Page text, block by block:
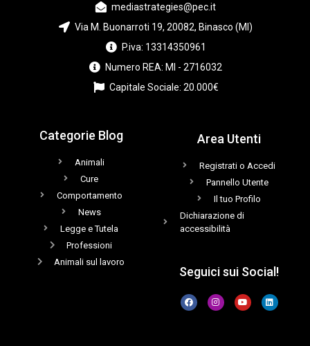
mediastrategies@pec.it
Via M. Buonarroti 19, 20082, Binasco (MI)
P.iva: 13314350961
Numero REA: MI - 2716032
Capitale Sociale: 20.000€
Categorie Blog
Animali
Cure
Comportamento
News
Legge e Tutela
Professioni
Animali sul lavoro
Area Utenti
Registrati o Accedi
Pannello Utente
Il tuo Profilo
Dichiarazione di
accessibilità
Seguici sui Social!